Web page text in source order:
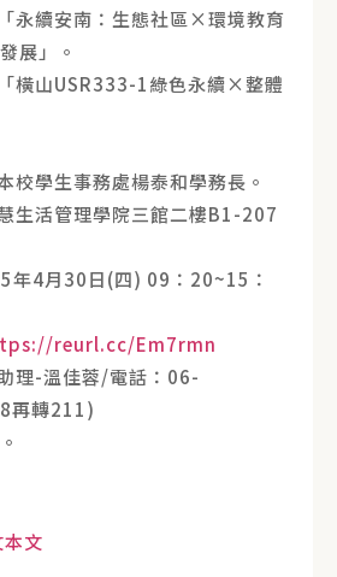
永續安南：生態社區×環境教育
展」。
橫山USR333-1綠色永續×整體
校學生事務處楊泰和學務長。
生活管理學院三館二樓B1-207
年4月30日(四) 09：20~15：
reurl.cc/Em7rmn
理-溫佳蓉/電話：06-
再轉211)
文